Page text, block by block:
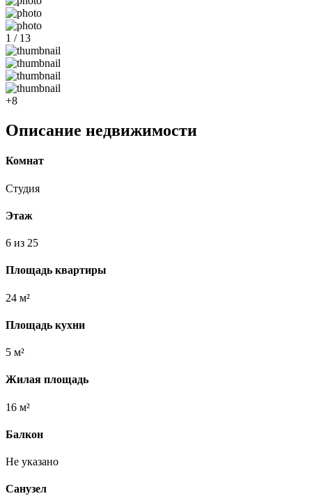
1 / 13
+8
Описание недвижимости
Комнат
Студия
Этаж
6 из 25
Площадь квартиры
24 м²
Площадь кухни
5 м²
Жилая площадь
16 м²
Балкон
Не указано
Санузел